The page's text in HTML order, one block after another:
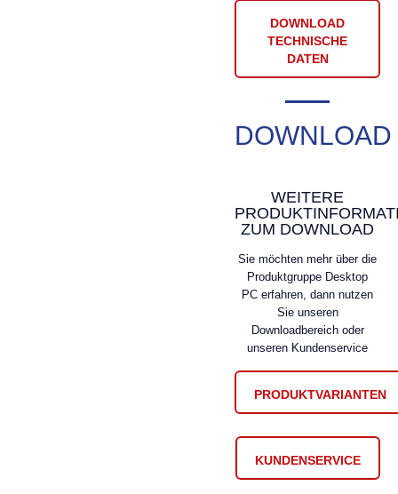
DOWNLOAD
TECHNISCHE
DATEN
DOWNLOAD
WEITERE
ZUM DOWNLOAD
Sie möchten mehr über die
Produktgruppe Desktop
PC erfahren, dann nutzen
Sie unseren
Downloadbereich oder
unseren Kundenservice
PRODUKTVARIANTEN
KUNDENSERVICE